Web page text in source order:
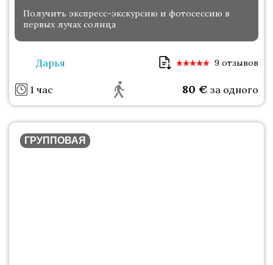
Получить экспресс-экскурсию и фотосессию в
первых лучах солнца
Дарья 9 отзывов
1 час 80 € за одного
ГРУППОВАЯ